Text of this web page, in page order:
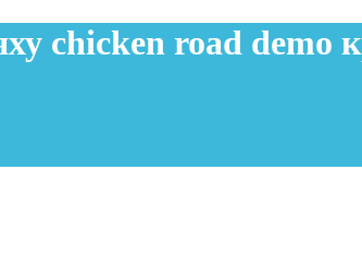
chicken road demo